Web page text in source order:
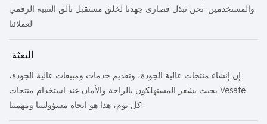
والمستخدمين. نحن نبذل قصارى جهدنا لخلق مستقبل تألق التنبيه الرقمي
لعملائنا!
البعثة
إن إنشاء منتجات عالية الجودة، وتقديم خدمات ومبيعات عالية الجودة،
بحيث يشعر المستهلكون بالراحة والأمان عند استخدام منتجات Vesafe
كل يوم، هذا هو اتجاه مسؤوليتنا ومهمتنا!.